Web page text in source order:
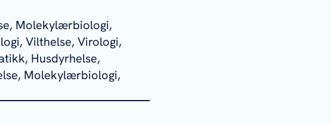
Molekylærbiologi,
Vilthelse, Virologi,
Husdyrhelse,
Molekylærbiologi,